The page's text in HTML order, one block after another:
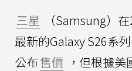
三星
（Samsung）
最新的Galaxy S26系
公布售價 ，但根據美